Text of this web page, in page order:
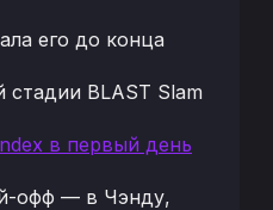
его до конца
стадии BLAST Slam
в первый день
офф — в Чэнду,